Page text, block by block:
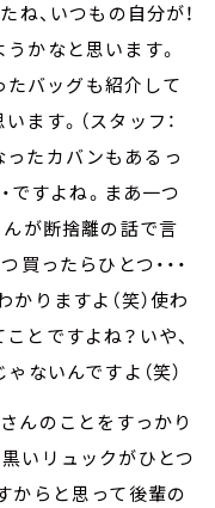
ね、いつもの自分が！
かなと思います。
たバッグも紹介して
ます。（スタッフ：
たカバンもあるっ
ですよね。まあ一つ
んが断捨離の話で言
買ったらひとつ・・・
りますよ（笑）使わ
とですよね？いや、
ないんですよ（笑）
んのことをすっかり
いリュックがひとつ
からと思って後輩の